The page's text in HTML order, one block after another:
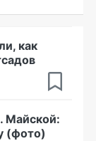
как
Майской:
(фото)